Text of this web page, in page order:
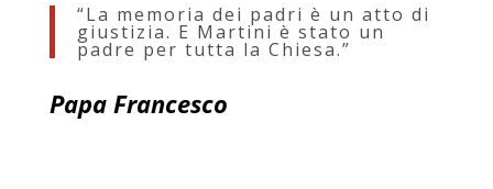
“La memoria dei padri è un atto di
giustizia. E Martini è stato un
padre per tutta la Chiesa.”
Papa Francesco